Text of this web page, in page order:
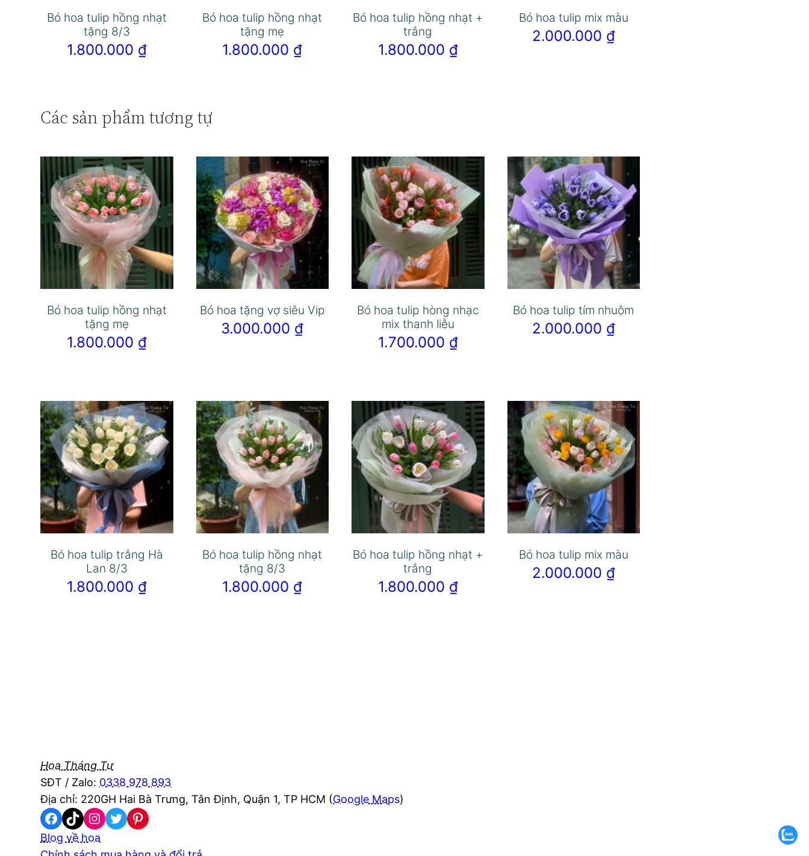
Bó hoa tulip hồng nhạt
tặng 8/3
1.800.000 ₫
Bó hoa tulip hồng nhạt
tặng mẹ
1.800.000 ₫
Bó hoa tulip hồng nhạt +
trắng
1.800.000 ₫
Bó hoa tulip mix màu
2.000.000 ₫
Các sản phẩm tương tự
Bó hoa tulip hồng nhạt
tặng mẹ
1.800.000 ₫
Bó hoa tặng vợ siêu Vip
3.000.000 ₫
Bó hoa tulip hòng nhạc
mix thanh liễu
1.700.000 ₫
Bó hoa tulip tím nhuộm
2.000.000 ₫
Bó hoa tulip trắng Hà
Lan 8/3
1.800.000 ₫
Bó hoa tulip hồng nhạt
tặng 8/3
1.800.000 ₫
Bó hoa tulip hồng nhạt +
trắng
1.800.000 ₫
Bó hoa tulip mix màu
2.000.000 ₫
Hoa Tháng Tư
SĐT / Zalo: 0338 978 893
Địa chỉ: 220GH Hai Bà Trưng, Tân Định, Quận 1, TP HCM (Google Maps)
Facebook
TikTokInstagram
TwitterPinterest
Blog về hoa